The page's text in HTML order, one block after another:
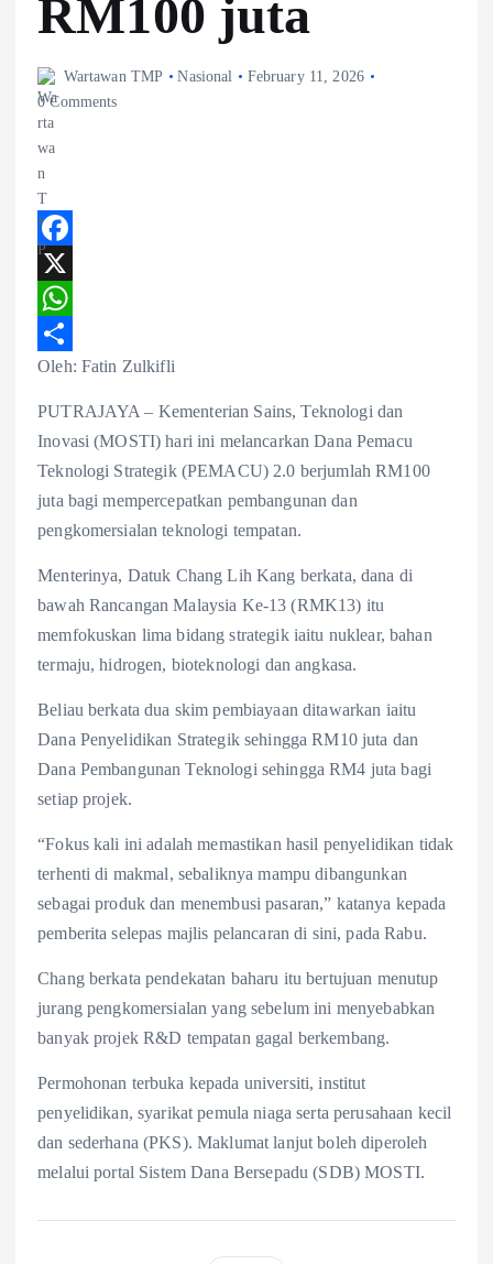
RM100 juta
Wartawan TMP Nasional
February 11, 2026
0 Comments
F
a
c
e
b
o
o
k
X
W
h
a
t
s
A
p
p
S
h
a
r
e
Oleh: Fatin Zulkifli
PUTRAJAYA – Kementerian Sains, Teknologi dan
Inovasi (MOSTI) hari ini melancarkan Dana Pemacu
Teknologi Strategik (PEMACU) 2.0 berjumlah RM100
juta bagi mempercepatkan pembangunan dan
pengkomersialan teknologi tempatan.
Menterinya, Datuk Chang Lih Kang berkata, dana di
bawah Rancangan Malaysia Ke-13 (RMK13) itu
memfokuskan lima bidang strategik iaitu nuklear, bahan
termaju, hidrogen, bioteknologi dan angkasa.
Beliau berkata dua skim pembiayaan ditawarkan iaitu
Dana Penyelidikan Strategik sehingga RM10 juta dan
Dana Pembangunan Teknologi sehingga RM4 juta bagi
setiap projek.
“Fokus kali ini adalah memastikan hasil penyelidikan tidak
terhenti di makmal, sebaliknya mampu dibangunkan
sebagai produk dan menembusi pasaran,” katanya kepada
pemberita selepas majlis pelancaran di sini, pada Rabu.
Chang berkata pendekatan baharu itu bertujuan menutup
jurang pengkomersialan yang sebelum ini menyebabkan
banyak projek R&D tempatan gagal berkembang.
Permohonan terbuka kepada universiti, institut
penyelidikan, syarikat pemula niaga serta perusahaan kecil
dan sederhana (PKS). Maklumat lanjut boleh diperoleh
melalui portal Sistem Dana Bersepadu (SDB) MOSTI.